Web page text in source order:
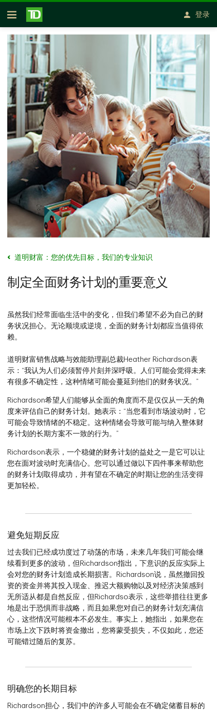
跳转到主要内容
开放式房屋贷款
登录
道明财富：您的优先目标，我们的专业知识
制定全面财务计划的重要意义
虽然我们经常面临生活中的变化，但我们希望不必为自己的财
务状况担心。无论顺境或逆境，全面的财务计划都应当值得依
赖。
道明财富销售战略与效能助理副总裁Heather Richardson表
示：“我认为人们必须暂停片刻并深呼吸。人们可能会觉得未来
有很多不确定性，这种情绪可能会蔓延到他们的财务状况。”
Richardson希望人们能够从全面的角度而不是仅仅从一天的角
度来评估自己的财务计划。她表示：“当您看到市场波动时，它
可能会导致情绪的不稳定。这种情绪会导致可能与纳入整体财
务计划的长期方案不一致的行为。”
Richardson表示，一个稳健的财务计划的益处之一是它可以让
您在面对波动时充满信心。您可以通过做以下四件事来帮助您
的财务计划取得成功，并有望在不确定的时期让您的生活变得
更加轻松。
避免短期反应
过去我们已经成功度过了动荡的市场，未来几年我们可能会继
续看到更多的波动，但Richardson指出，下意识的反应实际上
会对您的财务计划造成长期损害。Richardson说，虽然撤回投
资的资金并将其投入现金、推迟大额购物以及对经济决策感到
无所适从都是自然反应，但Richardso表示，这些举措往往更多
地是出于恐惧而非战略，而且如果您对自己的财务计划充满信
心，这些情况可能根本不必发生。事实上，她指出，如果您在
市场上次下跌时将资金撤出，您将蒙受损失，不仅如此，您还
可能错过随后的复苏。
明确您的长期目标
Richardson担心，我们中的许多人可能会在不确定储蓄目标的